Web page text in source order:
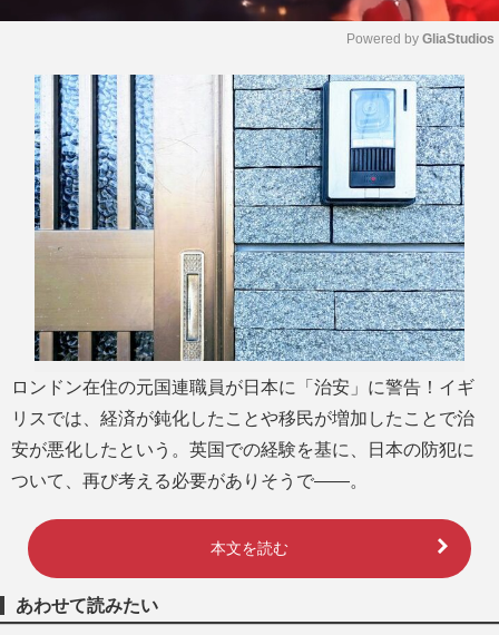
M
u
t
e
Powered by GliaStudios
ロンドン在住の元国連職員が日本に「治安」に警告！イギ
リスでは、経済が鈍化したことや移民が増加したことで治
安が悪化したという。英国での経験を基に、日本の防犯に
ついて、再び考える必要がありそうで――。
本文を読む
あわせて読みたい